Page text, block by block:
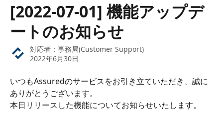
[2022-07-01] 機能アップデ
ートのお知らせ
対応者： 事務局(Customer Support)
2022年6月30日
いつもAssuredのサービスをお引き立ていただき、誠に
ありがとうございます。
本日リリースした機能についてお知らせいたします。